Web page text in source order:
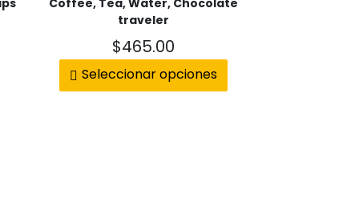
traveler
$465.00
Seleccionar opciones